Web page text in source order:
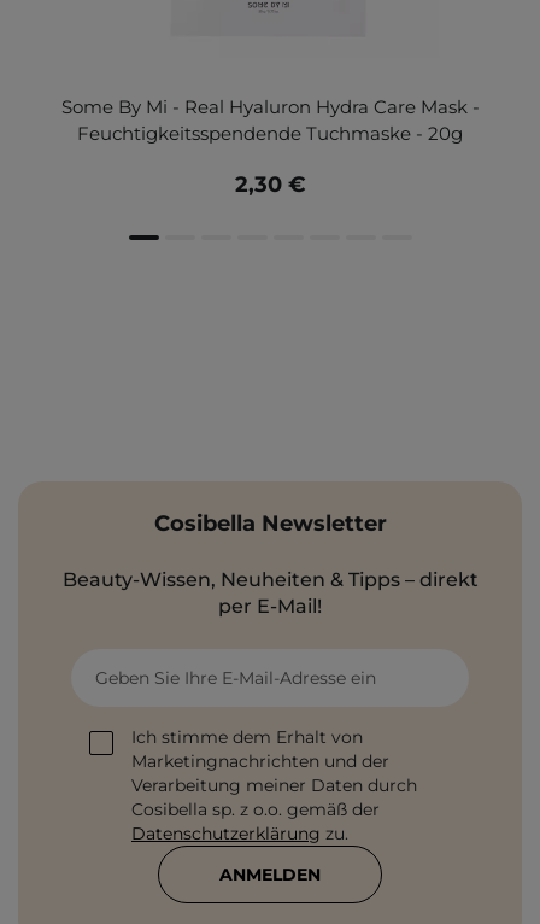
Some By Mi - Real Hyaluron Hydra Care Mask -
Feuchtigkeitsspendende Tuchmaske - 20g
2,30 €
Cosibella Newsletter
Beauty-Wissen, Neuheiten & Tipps – direkt
per E-Mail!
Geben Sie Ihre E-Mail-Adresse ein
Ich stimme dem Erhalt von
Marketingnachrichten und der
Verarbeitung meiner Daten durch
Cosibella sp. z o.o. gemäß der
Datenschutzerklärung zu.
ANMELDEN